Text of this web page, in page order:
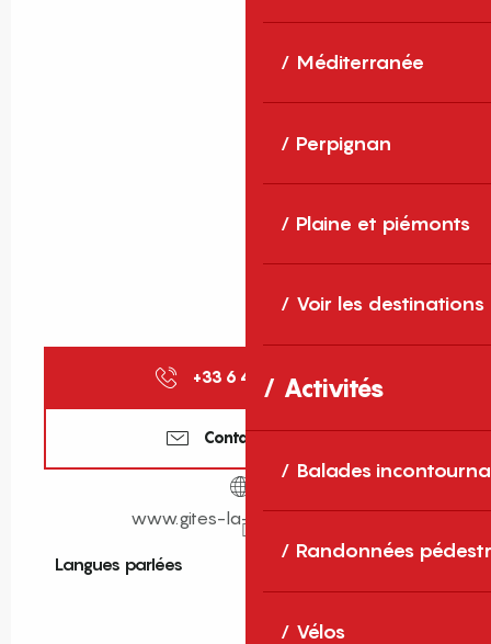
Méditerranée
Perpignan
Plaine et piémonts
Voir les destinations
Activités
Balades
Randonnées
Vélos
+33 6 40 35 37 ▒▒
Contactez-nous
www.gites-la-catalane.com
Langues parlées
Langues parlées